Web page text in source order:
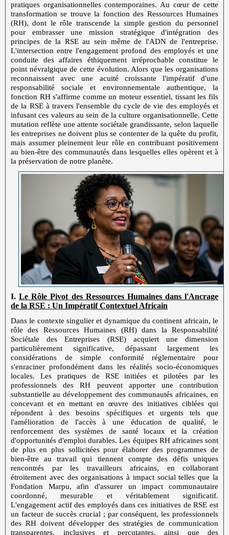
pratiques organisationnelles contemporaines. Au cœur de cette
transformation se trouve la fonction des Ressources Humaines
(RH), dont le rôle transcende la simple gestion du personnel
pour embrasser une mission stratégique d'intégration des
principes de la RSE au sein même de l'ADN de l'entreprise.
L'intersection entre l'engagement profond des employés et une
conduite des affaires éthiquement irréprochable constitue le
point névralgique de cette évolution. Alors que les organisations
reconnaissent avec une acuité croissante l'impératif d'une
responsabilité sociale et environnementale authentique, la
fonction RH s'affirme comme un moteur essentiel, tissant les fils
de la RSE à travers l'ensemble du cycle de vie des employés et
infusant ces valeurs au sein de la culture organisationnelle. Cette
mutation reflète une attente sociétale grandissante, selon laquelle
les entreprises ne doivent plus se contenter de la quête du profit,
mais assumer pleinement leur rôle en contribuant positivement
au bien-être des communautés dans lesquelles elles opèrent et à
la préservation de notre planète.
I.Le Rôle Pivot des Ressources Humaines dans l'Ancrage
de la RSE : Un Impératif Contextuel Africain
Dans le contexte singulier et dynamique du continent africain, le
rôle des Ressources Humaines (RH) dans la Responsabilité
Sociétale des Entreprises (RSE) acquiert une dimension
particulièrement significative, dépassant largement les
considérations de simple conformité réglementaire pour
s'enraciner profondément dans les réalités socio-économiques
locales. Les pratiques de RSE initiées et pilotées par les
professionnels des RH peuvent apporter une contribution
substantielle au développement des communautés africaines, en
concevant et en mettant en œuvre des initiatives ciblées qui
répondent à des besoins spécifiques et urgents tels que
l'amélioration de l'accès à une éducation de qualité, le
renforcement des systèmes de santé locaux et la création
d'opportunités d'emploi durables. Les équipes RH africaines sont
de plus en plus sollicitées pour élaborer des programmes de
bien-être au travail qui tiennent compte des défis uniques
rencontrés par les travailleurs africains, en collaborant
étroitement avec des organisations à impact social telles que la
Fondation Marpu, afin d'assurer un impact communautaire
coordonné, mesurable et véritablement significatif.
L'engagement actif des employés dans ces initiatives de RSE est
un facteur de succès crucial ; par conséquent, les professionnels
des RH doivent développer des stratégies de communication
transparentes, inclusives et percutantes, ainsi que des